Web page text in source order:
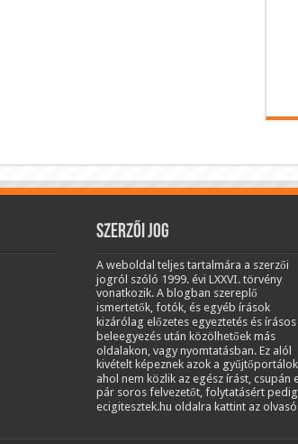
Szerzői jog
A weboldal teljes tartalmára a szerzői
jogról szóló 1999. évi LXXVI. törvény
vonatkozik. A blogban szereplő
ismertetők, fotók, és egyéb írások
kizárólag előzetes egyeztetés és írásos
beleegyezés után közölhetőek más
oldalakon, vagy nyomtatásban. Ez alól
kivételt képeznek azok a
ahol nem közlik az egész írást, csupán
pár soros felvezetőt, folytatásért
ecigitesztek.hu oldalra kattint az